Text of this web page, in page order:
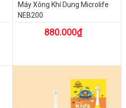
Máy Xông Khí Dung Microlife
NEB200
880.000₫